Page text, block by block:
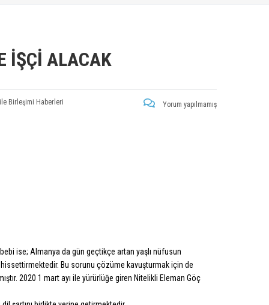
İŞÇI ALACAK
Birleşimi Haberleri Yorum yapılmamış
ise; Almanya da gün geçtikçe artan yaşlı nüfusun
Bu sorunu çözüme kavuşturmak için de
2020 1 mart ayı ile yürürlüğe giren Nitelikli Eleman Göç